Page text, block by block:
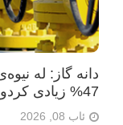
47% زیادی کردووە
ئاب 08, 2026